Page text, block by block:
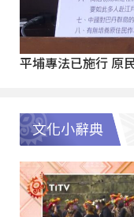
平埔專法已施行 原
文化小辭典